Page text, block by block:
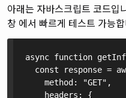
아래는 자바스크립트 코드입
창 에서 빠르게 테스트 가능
async function
const response =
    method: "GET",
    headers: {